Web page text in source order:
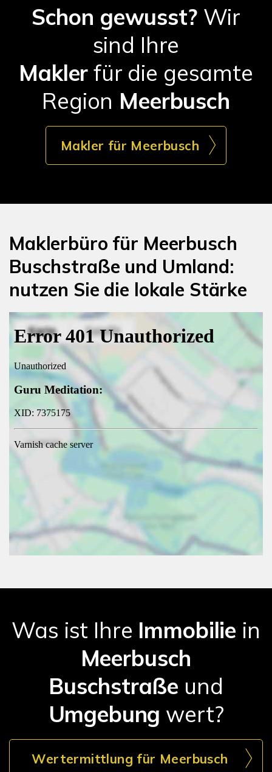
Schon gewusst? Wir
sind Ihre
Makler für die gesamte
Region Meerbusch
Makler für Meerbusch
Maklerbüro für Meerbusch
Buschstraße und Umland:
nutzen Sie die lokale Stärke
Was ist Ihre Immobilie in
Meerbusch
Buschstraße und
Umgebung wert?
Wertermittlung für Meerbusch